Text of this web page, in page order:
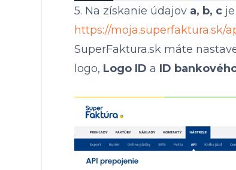
5. Na získanie údajov a, b, cje
https://moja.superfaktura.sk/
SuperFaktura.sk máte
logo, Logo ID a ID